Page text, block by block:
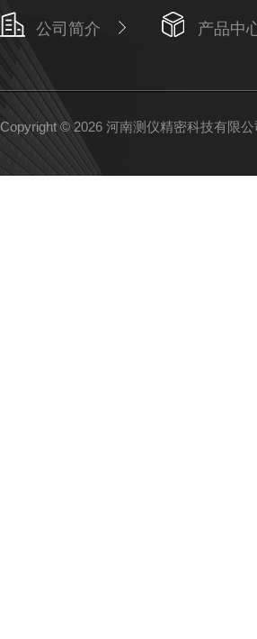
公司简介 产品中
Copyright © 2026 河南测仪精密科技有限